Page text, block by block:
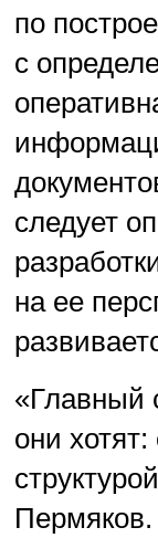
по
с
следует
на ее
«Главный
они